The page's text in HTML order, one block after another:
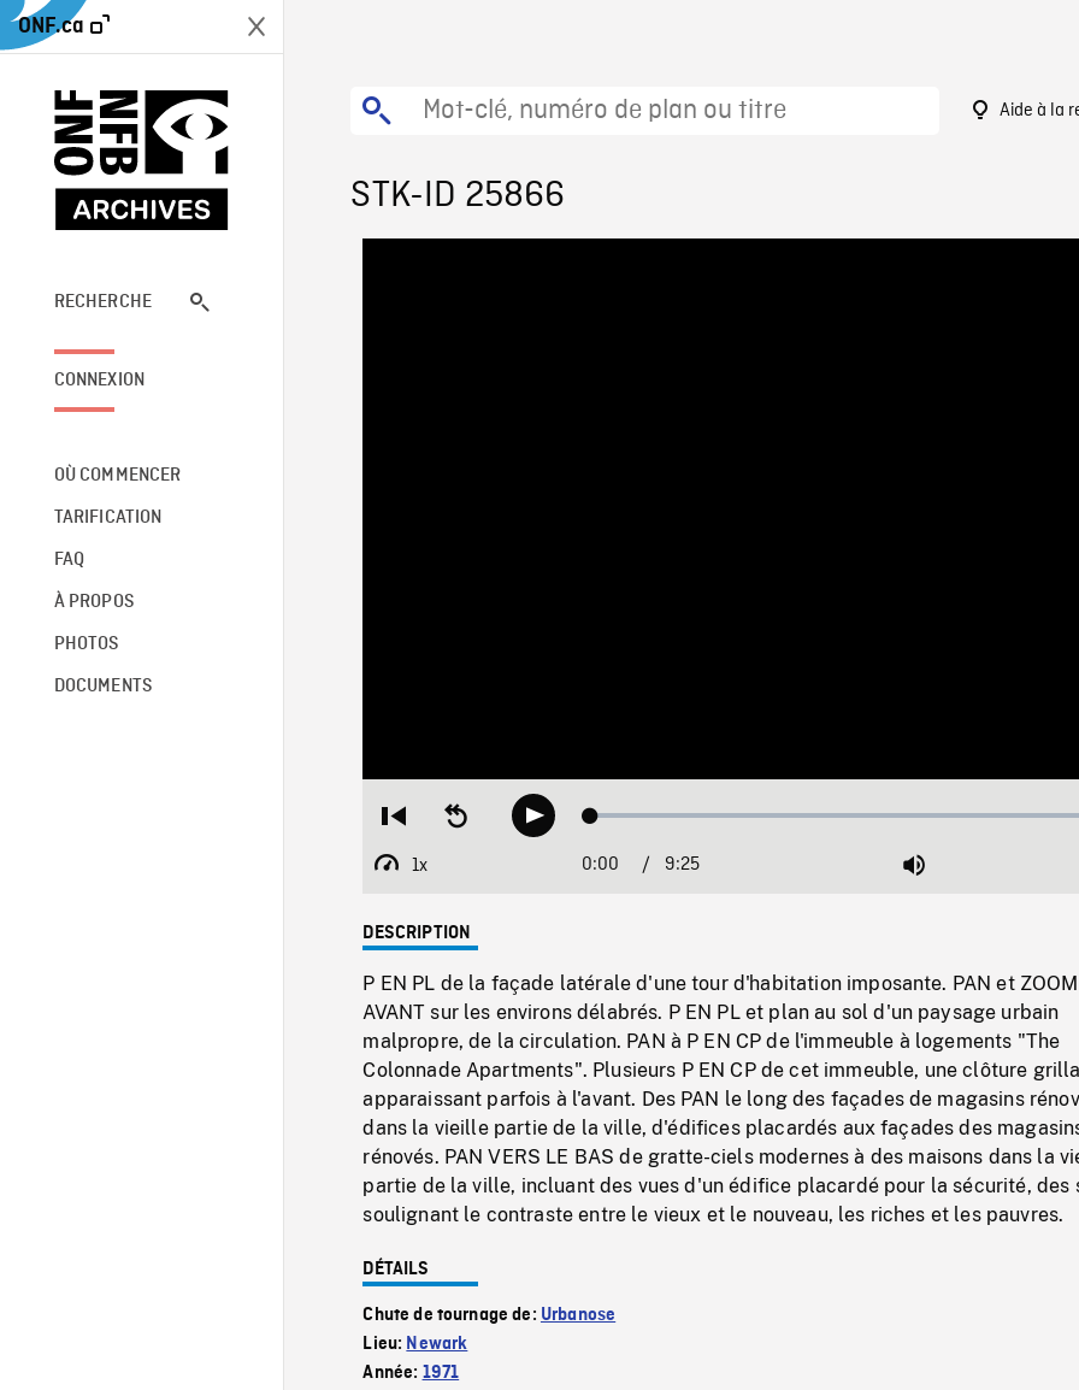
ONF.ca
RECHERCHE
CONNEXION
OÙ COMMENCER
TARIFICATION
FAQ
À PROPOS
PHOTOS
DOCUMENTS
Aide à la
STK-ID 25866
Restart
beginning
Seek
backwardPlay Loaded:
1x
Playback
Current
0:00 / Duration
9:25 Mute
DESCRIPTION
P EN PL de la façade latérale d'une tour d'habitation imposante. PAN et ZOOM
AVANT sur les environs délabrés. P EN PL et plan au sol d'un paysage urbain
malpropre, de la circulation. PAN à P EN CP de l'immeuble à logements "The
Colonnade Apartments". Plusieurs P EN CP de cet immeuble, une clôture
apparaissant parfois à l'avant. Des PAN le long des façades de magasins
dans la vieille partie de la ville, d'édifices placardés aux façades des
rénovés. PAN VERS LE BAS de gratte-ciels modernes à des maisons dans la
partie de la ville, incluant des vues d'un édifice placardé pour la sécurité, des
soulignant le contraste entre le vieux et le nouveau, les riches et les pauvres.
DÉTAILS
Chute de tournage de: Urbanose
Lieu: Newark
Année: 1971